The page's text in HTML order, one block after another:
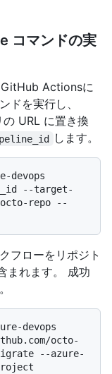
コマンドの実
Actionsに
ドを実行し、
URL に置き換
します。
devops
--target-
repo --
フローをリポジト
まれます。 成功
devops
octo-
--azure-